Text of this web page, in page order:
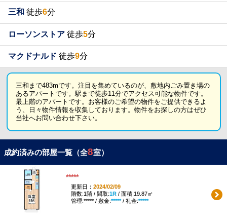
三和 徒歩6分
ローソンストア 徒歩5分
マクドナルド 徒歩9分
三和まで483mです。注目を集めているのが、敷地内ごみ置き場の
あるアパートです。駅まで徒歩11分でアクセス可能な物件です。
最上階のアパートです。お客様のご希望の物件をご提供できるよ
う、日々物件情報を収集しております。物件をお探しの方はぜひ
当社へお問い合わせ下さい。
成約済みの部屋一覧（全8室）
*****
更新日： 2024/02/09
階数:1階 / 間取:1R/ 面積:19.87㎡
管理:***** / 敷金:*****/ 礼金:*****